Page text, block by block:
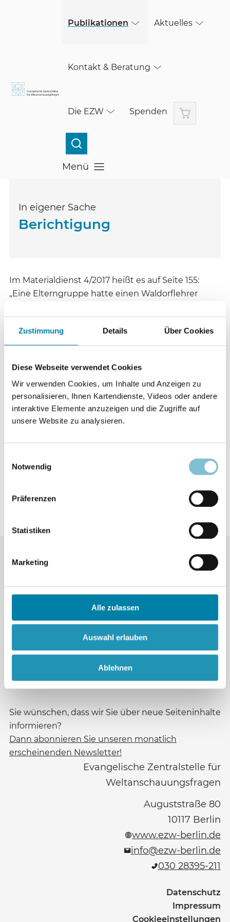
Zustimmung Details Über Cookies
Diese Webseite verwendet Cookies
Wir verwenden Cookies, um Inhalte und Anzeigen zu
personalisieren, Ihnen Kartendienste, Videos oder andere
interaktive Elemente anzuzeigen und die Zugriffe auf
unsere Website zu analysieren.
Notwendig
Präferenzen
Statistiken
Marketing
Alle zulassen
Auswahl erlauben
Ablehnen
Publikationen Aktuelles
Kontakt & Beratung
Die EZW Spenden Warenkorb
Menü
Menü öffnen
In eigener Sache
Berichtigung
Im Materialdienst 4/2017 heißt es auf Seite 155:
„Eine Elterngruppe hatte einen Waldorflehrer
Kindern diagnostiziert und empfohlen habe,
kostenpflichtige Kurse der Davis-Methode bei
seiner Ehefrau zu buchen.“ Richtig ist, dass der
nichts an der Kernaussage des Textes am Ende des
Beitrags: „Die Elterngruppe darf nach dem
Nürnberger Gerichtsurteil weiter behaupten, dass
der Pädagoge für eine umstrittene
Behandlungsmethode für Schüler mit
Lernproblemen geworben habe.“
Aufgaben und Ziele
Bibliothek
Wissenschaftlicher Beirat
Newsletter abonnieren
Sie wünschen, dass wir Sie über neue Seiteninhalte
informieren?
Dann abonnieren Sie unseren monatlich
erscheinenden Newsletter!
Evangelische Zentralstelle für
Weltanschauungsfragen
Auguststraße 80
10117 Berlin
www.ezw-berlin.de
info@ezw-berlin.de
030 28395-211
Datenschutz
Impressum
Cookieeinstellungen